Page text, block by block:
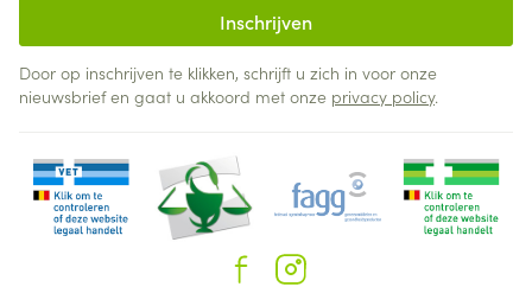
Inschrijven
Door op inschrijven te klikken, schrijft u zich in voor onze
nieuwsbrief en gaat u akkoord met onze privacy policy.